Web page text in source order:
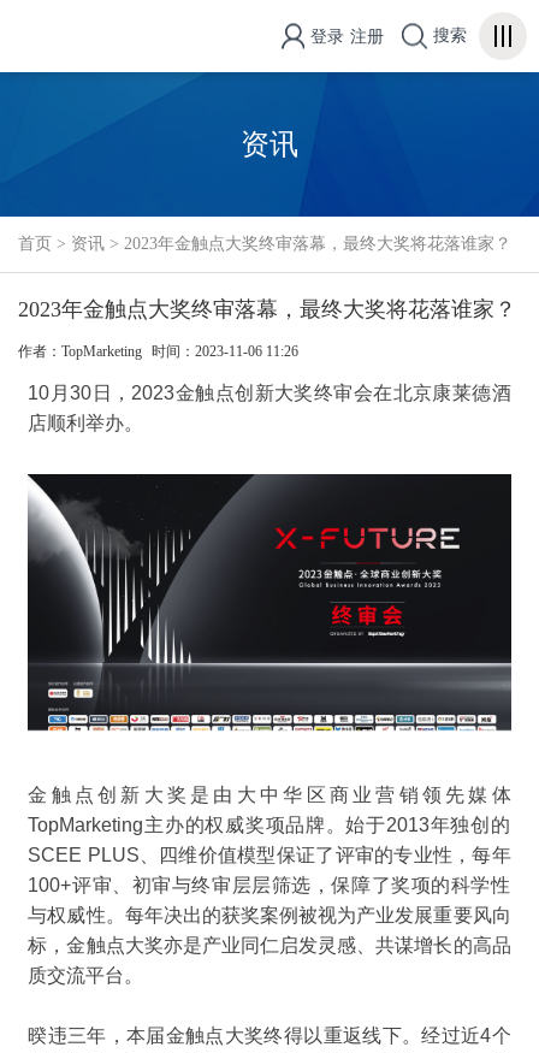
登录 注册 搜索
资讯
首页 > 资讯 > 2023年金触点大奖终审落幕，最终大奖将花落谁家？
2023年金触点大奖终审落幕，最终大奖将花落谁家？
作者：TopMarketing 时间：2023-11-06 11:26
10月30 日， 2023金触点创新大奖终审会在北京康莱德酒
店顺利举办。
金触点创新 大奖是由大中华区商业营销领先媒体
TopMarketing主办的权威奖项品牌。始于2013年独创的
SCEE PLUS 、四维价值模型保证了评审的专业性 ，每年
100+评审、初审与终审层层筛选 ，保障了奖项的科学性
与权威性。每年决出的获奖案例被视为产业发展重要风向
标 ，金触点大奖亦是产业同仁启发灵感、共谋增长的高品
质交流平台。
暌违三年，本届金触点大奖终得以重返线下。经过近4个